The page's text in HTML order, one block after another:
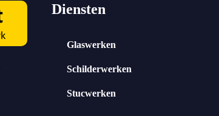
Diensten
Glaswerken
Schilderwerken
Stucwerken